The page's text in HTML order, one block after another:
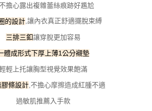
AFTEE先享後付 」之結帳頁面顯示為準，若有關於
netprotections.freshdesk.com/support/home
範圍內提供個人資料，並將交易相關給付款項請求債
有限公司。
事宜，請瀏覽以下網址：
#terms3
事先徵得法定代理人或監護人之同意方可使用
若未經同意申辦者引起之損失，本公司不負相關責
含以上)免運費
含以上)免運費
擔心露出複雜蕾絲痕跡好尷尬
的設計,讓內衣真正舒適擺脫束縛
三排三釦讓穿脫更加容易
體成形式下厚上薄1公分襯墊
輕上托讓胸型視覺效果飽滿
條設計,不擔心摩擦造成紅腫不適
過敏肌推薦入手款